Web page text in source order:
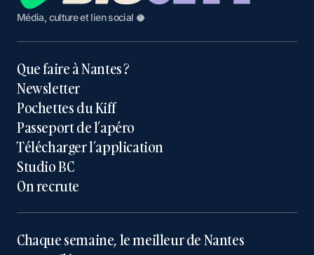
Média, culture et lien social 🥥
Que faire à Nantes ?
Newsletter
Pochettes du Kiff
Passeport de l’apéro
Télécharger l’application
Studio BC
On recrute
Chaque semaine, le meilleur de Nantes